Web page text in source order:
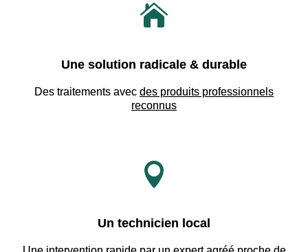

Une solution radicale & durable
Des traitements avec des produits professionnels
reconnus

Un technicien local